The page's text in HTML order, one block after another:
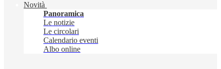
Novità
Panoramica
Le notizie
Le circolari
Calendario eventi
Albo online